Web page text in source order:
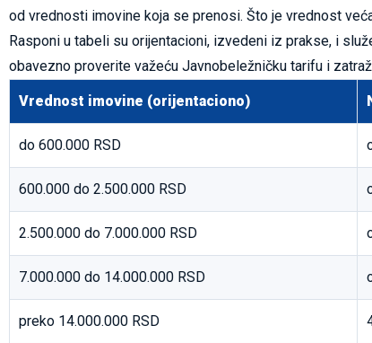
od vrednosti imovine koja se prenosi. Što je vrednost
Rasponi u tabeli su orijentacioni, izvedeni iz prakse, i
obavezno proverite važeću Javnobeležničku tarifu i
Vrednost imovine (orijentaciono)
do 600.000 RSD
600.000 do 2.500.000 RSD
2.500.000 do 7.000.000 RSD
7.000.000 do 14.000.000 RSD
preko 14.000.000 RSD